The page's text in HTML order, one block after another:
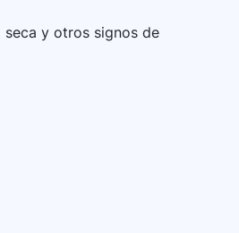
seca y otros signos de